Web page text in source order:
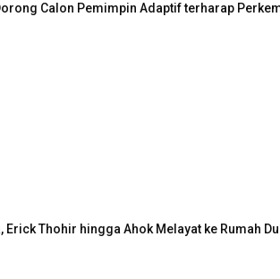
Calon Pemimpin Adaptif terharap
Thohir hingga Ahok Melayat ke Rumah